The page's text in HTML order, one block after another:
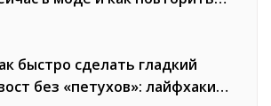
быстро сделать гладкий
без «петухов»: лайфхаки